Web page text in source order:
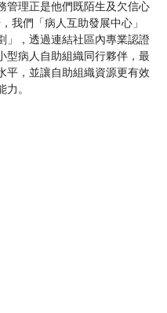
管理正是他們既陌生及欠信心
我們「病人互助發展中心」
」，透過連結社區內專業認證
型病人自助組織同行夥伴，最
平，並讓自助組織資源更有效
。